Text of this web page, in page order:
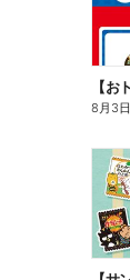
8月3日